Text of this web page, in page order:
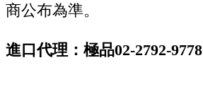
商公布為準。
進口代理：極品02-2792-9778